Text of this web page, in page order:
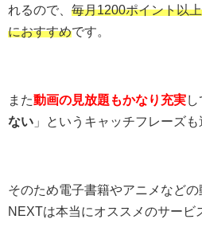
れるので、 毎月1200ポイント以
におすすめです。
また動画の見放題もかなり充実し
ない 」というキャッチフレーズ
そのため電子書籍やアニメなど
NEXTは本当にオススメのサービ